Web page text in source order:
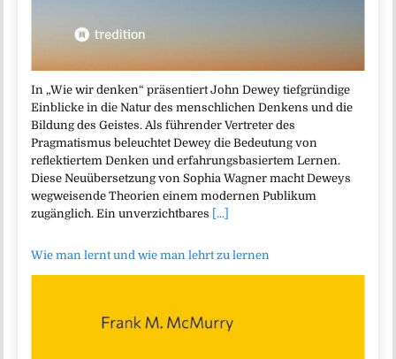
In „Wie wir denken“ präsentiert John Dewey tiefgründige
Einblicke in die Natur des menschlichen Denkens und die
Bildung des Geistes. Als führender Vertreter des
Pragmatismus beleuchtet Dewey die Bedeutung von
reflektiertem Denken und erfahrungsbasiertem Lernen.
Diese Neuübersetzung von Sophia Wagner macht Deweys
wegweisende Theorien einem modernen Publikum
zugänglich. Ein unverzichtbares [...]
Wie man lernt und wie man lehrt zu lernen